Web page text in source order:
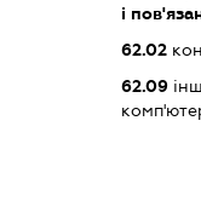
і
62.02
62.09